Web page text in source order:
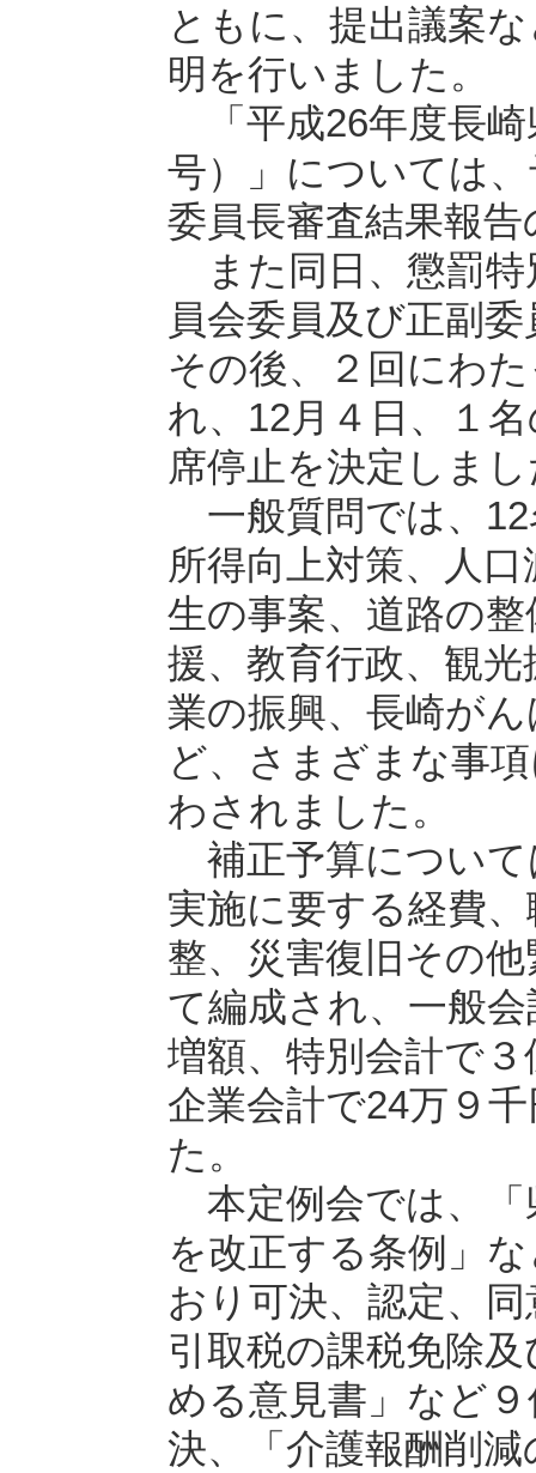
ともに、提出議案
明を行いました。
「平成26年度長崎
号）」については
委員長審査結果報
また同日、懲罰特
員会委員及び正副
その後、２回にわ
れ、12月４日、１
席停止を決定しま
一般質問では、12
所得向上対策、人
生の事案、道路の
援、教育行政、観
業の振興、長崎が
ど、さまざまな事
わされました。
補正予算について
実施に要する経費
整、災害復旧その
て編成され、一般
増額、特別会計で
企業会計で24万９
た。
本定例会では、「
を改正する条例」
おり可決、認定、
引取税の課税免除
める意見書」など
決、「介護報酬削